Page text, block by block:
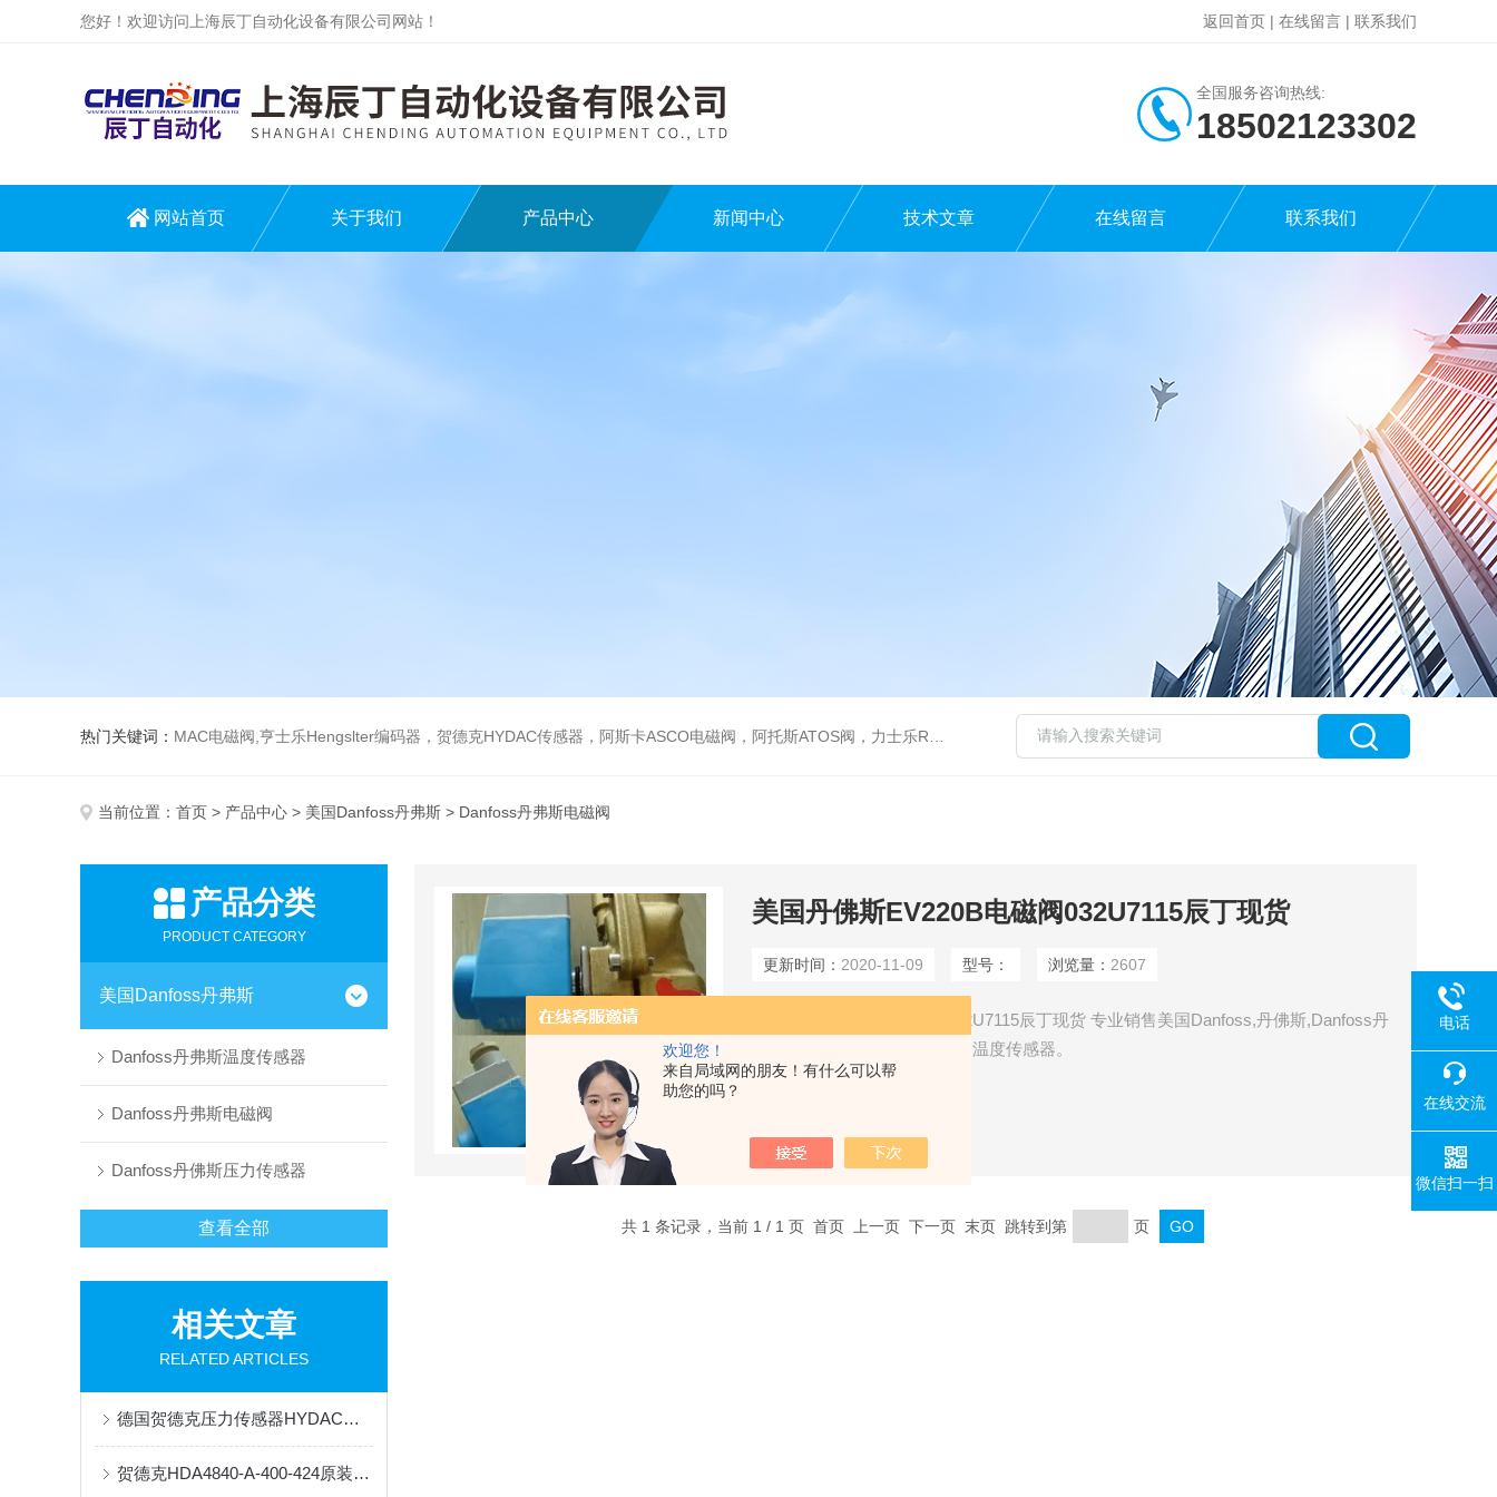
欢迎您！
来自局域网的朋友！有什么可以帮
助您的吗？
您好！欢迎访问上海辰丁自动化设备有限公司网站！ 返回首页 | 在线留言 | 联系我们
全国服务咨询热线:
18502123302
网站首页 关于我们 产品中心 新闻中心 技术文章 在线留言 联系我们
热门关键词： MAC电磁阀,亨士乐Hengslter编码器，贺德克HYDAC传感器，阿斯卡ASCO电磁阀，阿托斯ATOS阀，力士乐Rexroth泵，爱普EPRO传感器，穆格MOOG伺服阀，宝德BURKERT电磁阀，倍加福P F传感器
当前位置： 首页 > 产品中心 > 美国Danfoss丹弗斯 > Danfoss丹弗斯电磁阀
产品分类
PRODUCT CATEGORY
美国Danfoss丹弗斯
Danfoss丹弗斯温度传感器
Danfoss丹弗斯电磁阀
Danfoss丹佛斯压力传感器
查看全部
相关文章
RELATED ARTICLES
德国贺德克压力传感器HYDAC安装建议
贺德克HDA4840-A-400-424原装现货热销
美国丹佛斯EV220B电磁阀032U7115辰丁现货
更新时间： 2020-11-09 型号： 浏览量： 2607
美国丹佛斯EV220B电磁阀032U7115辰丁现货 专业销售美国Danfoss,丹佛斯,Danfoss丹
佛斯,丹佛斯压力开关,Danfoss温度传感器。
共 1 条记录，当前 1 / 1 页 首页 上一页 下一页 末页 跳转到第 页
电话
在线交流
微信扫一扫